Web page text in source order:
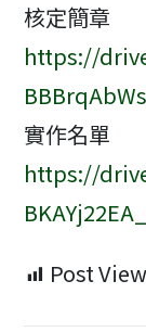
核定簡章
https://
實作名單
https://
Post